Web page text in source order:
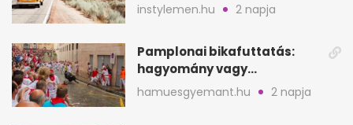
instylemen.hu 2 napja
Pamplonai bikafuttatás:
hagyomány vagy
értelmetlen vérontás?
hamuesgyemant.hu 2 napja